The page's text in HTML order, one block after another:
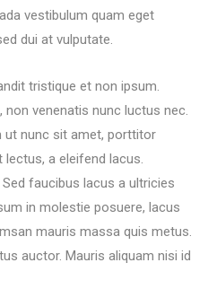
vestibulum quam eget
dui at vulputate.
tristique et non ipsum.
venenatis nunc luctus nec.
ut nunc sit amet, porttitor
a eleifend lacus.
faucibus lacus a ultricies
in molestie posuere, lacus
mauris massa quis metus.
auctor. Mauris aliquam nisi id